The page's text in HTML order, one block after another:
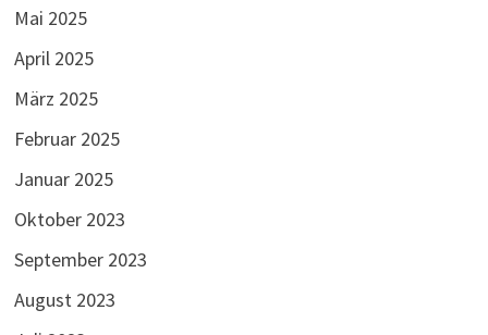
Mai 2025
April 2025
März 2025
Februar 2025
Januar 2025
Oktober 2023
September 2023
August 2023